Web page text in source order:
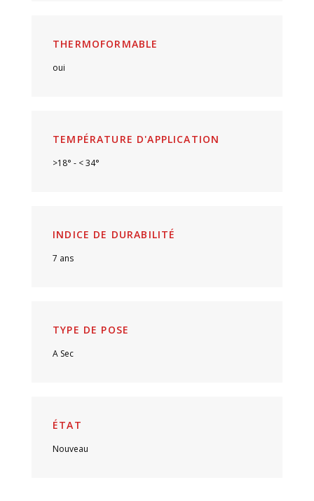
THERMOFORMABLE
oui
TEMPÉRATURE D'APPLICATION
>18° - < 34°
INDICE DE DURABILITÉ
7 ans
TYPE DE POSE
A Sec
ÉTAT
Nouveau